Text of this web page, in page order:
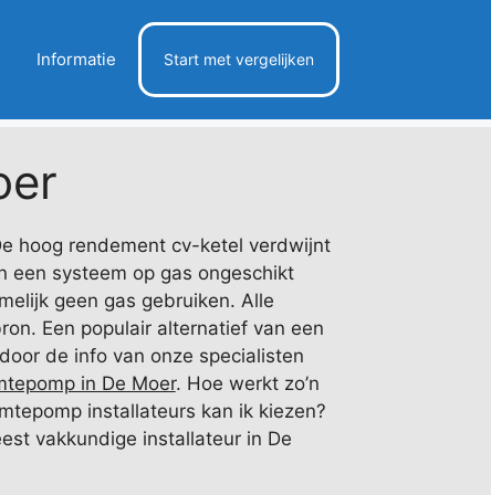
Informatie Start met vergelijken
hoog rendement cv-ketel verdwijnt
een systeem op gas ongeschikt
geen gas gebruiken. Alle
Een populair alternatief van een
de info van onze specialisten
in De Moer. Hoe werkt zo’n
installateurs kan ik kiezen?
vakkundige installateur in De